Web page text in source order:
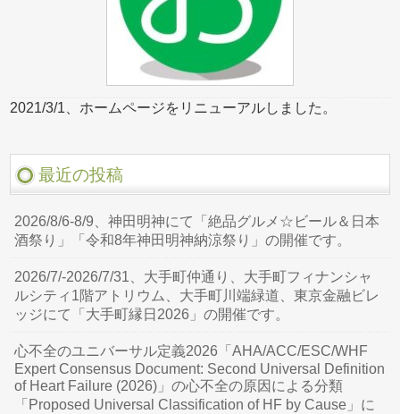
2021/3/1、ホームページをリニューアルしました。
最近の投稿
2026/8/6-8/9、神田明神にて「絶品グルメ☆ビール＆日本
酒祭り」「令和8年神田明神納涼祭り」の開催です。
2026/7/-2026/7/31、大手町仲通り、大手町フィナンシャ
ルシティ1階アトリウム、大手町川端緑道、東京金融ビレ
ッジにて「大手町縁日2026」の開催です。
心不全のユニバーサル定義2026「AHA/ACC/ESC/WHF
Expert Consensus Document: Second Universal Definition
of Heart Failure (2026)」の心不全の原因による分類
「Proposed Universal Classification of HF by Cause」に